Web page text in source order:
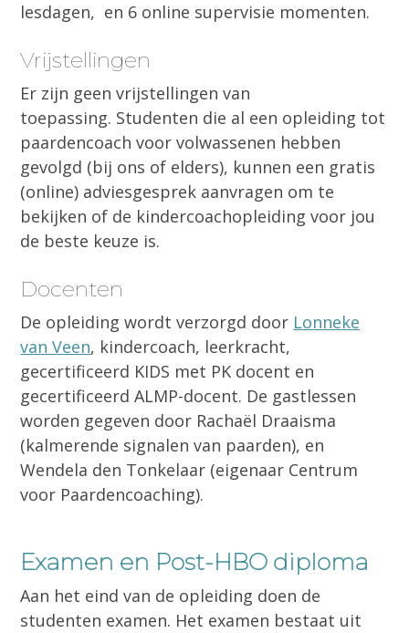
lesdagen, en 6 online supervisie momenten.
Vrijstellingen
Er zijn geen vrijstellingen van
toepassing. Studenten die al een opleiding tot
paardencoach voor volwassenen hebben
gevolgd (bij ons of elders), kunnen een gratis
(online) adviesgesprek aanvragen om te
bekijken of de kindercoachopleiding voor jou
de beste keuze is.
Docenten
De opleiding wordt verzorgd door Lonneke
van Veen, kindercoach, leerkracht,
gecertificeerd KIDS met PK docent en
gecertificeerd ALMP-docent. De gastlessen
worden gegeven door Rachaël Draaisma
(kalmerende signalen van paarden), en
Wendela den Tonkelaar (eigenaar Centrum
voor Paardencoaching).
Examen en Post-HBO diploma
Aan het eind van de opleiding doen de
studenten examen. Het examen bestaat uit